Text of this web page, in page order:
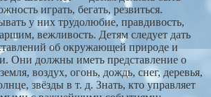
играть, бегать, резвиться.
у них трудолюбие, правдивость,
вежливость. Детям следует дать
об окружающей природе и
Они должны иметь представление о
воздух, огонь, дождь, снег, деревья,
звёзды в т. д. Знать, кто управляет